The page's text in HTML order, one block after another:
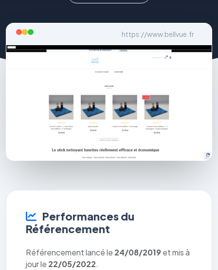
https://www.bellvue.fr
Performances du
Référencement
Référencement lancé le 24/08/2019 et mis à
jour le 22/05/2022.